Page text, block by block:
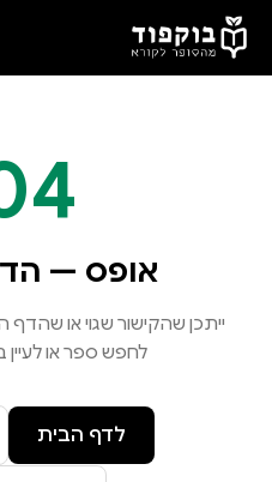
דלג לתוכן הראשי
אופס —
ייתכן שהקישור שגוי או
לחפש ספר או
לדף הבית